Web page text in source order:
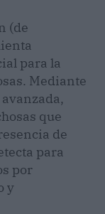
(de
para la
Mediante
que
de
para
por
y